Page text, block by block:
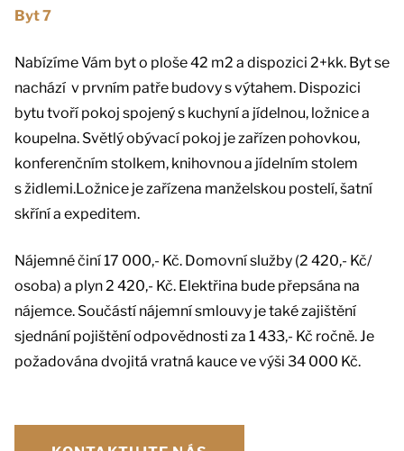
Byt 7
Nabízíme Vám byt o ploše 42 m2 a dispozici 2+kk. Byt se
nachází v prvním patře budovy s výtahem. Dispozici
bytu tvoří pokoj spojený s kuchyní a jídelnou, ložnice a
koupelna. Světlý obývací pokoj je zařízen pohovkou,
konferenčním stolkem, knihovnou a jídelním stolem
s židlemi.Ložnice je zařízena manželskou postelí, šatní
skříní a expeditem.
Nájemné činí 17 000,- Kč. Domovní služby (2 420,- Kč/
osoba) a plyn 2 420,- Kč. Elektřina bude přepsána na
nájemce. Součástí nájemní smlouvy je také zajištění
sjednání pojištění odpovědnosti za 1 433,- Kč ročně. Je
požadována dvojitá vratná kauce ve výši 34 000 Kč.